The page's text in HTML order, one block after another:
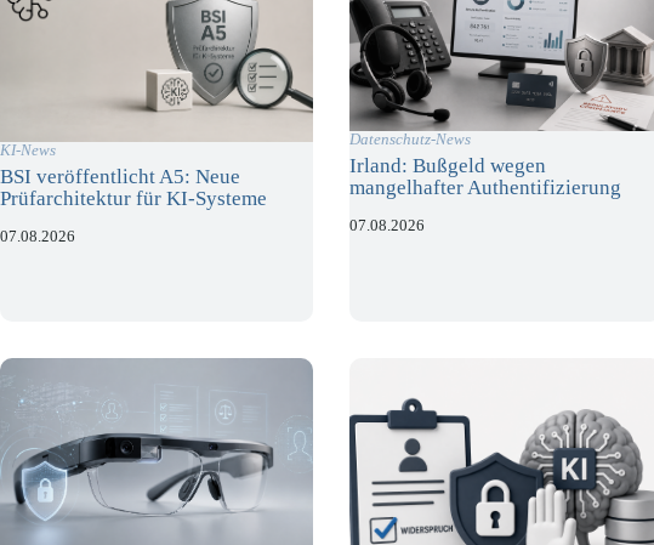
KI-News
BSI veröffentlicht A5: Neue
Prüfarchitektur für KI-Systeme
07.08.2026
Datenschutz-News
Irland: Bußgeld wegen
mangelhafter Authentifizierung
07.08.2026